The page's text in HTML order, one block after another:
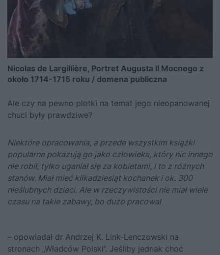
Nicolas de Largillière, Portret Augusta II Mocnego z
około 1714-1715 roku / domena publiczna
Ale czy na pewno plotki na temat jego nieopanowanej
chuci były prawdziwe?
Niektóre opracowania, a przede wszystkim książki
popularne pokazują go jako człowieka, który nic innego
nie robił, tylko uganiał się za kobietami, i to z różnych
stanów. Miał mieć kilkadziesiąt kochanek i ok. 300
nieślubnych dzieci. Ale w rzeczywistości nie miał wiele
czasu na takie zabawy, bo dużo pracował
– opowiadał dr Andrzej K. Link-Lenczowski na
stronach „Władców Polski”. Jeśliby jednak choć